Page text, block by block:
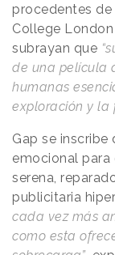
procedentes
College
subrayan que
de una película
humanas
exploración y la
Gap se inscribe
emocional para
serena,
publicitaria
cada vez más
como esta